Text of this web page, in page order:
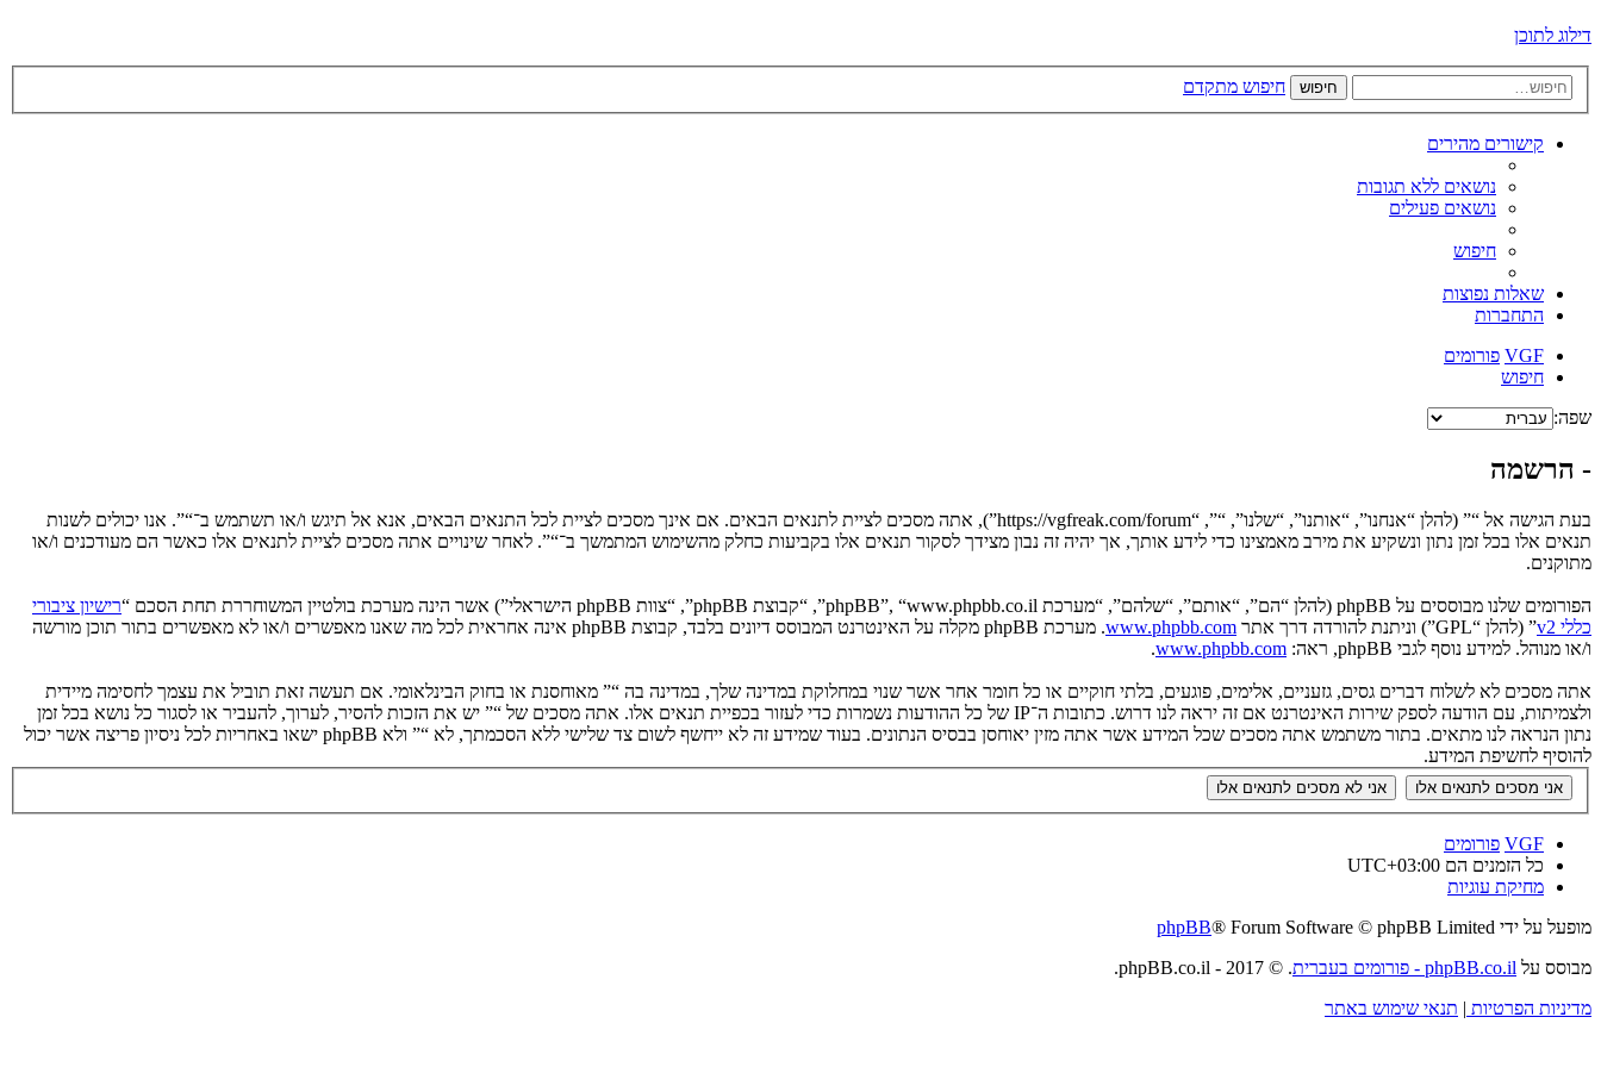
דילוג לתוכן
חיפוש חיפוש מתקדם
קישורים מהירים
נושאים ללא תגובות
נושאים פעילים
חיפוש
שאלות נפוצות
התחברות
VGF פורומים
חיפוש
שפה:
- הרשמה
בעת הגישה אל “” (להלן “אנחנו”, “אותנו”, “שלנו”, “”, “https://vgfreak.com/forum”), אתה מסכים לציית לתנאים הבאים. אם אינך מסכים לציית לכל התנאים הבאים, אנא אל תיגש ו/או תשתמש ב־“”. אנו יכולים לשנות
תנאים אלו בכל זמן נתון ונשקיע את מירב מאמצינו כדי לידע אותך, אך יהיה זה נבון מצידך לסקור תנאים אלו בקביעות כחלק מהשימוש המתמשך ב־“”. לאחר שינויים אתה מסכים לציית לתנאים אלו כאשר הם מעודכנים ו/או
מתוקנים.
הפורומים שלנו מבוססים על phpBB (להלן “הם”, “אותם”, “שלהם”, “מערכת phpBB”, “www.phpbb.co.il”, “קבוצת phpBB”, “צוות phpBB הישראלי”) אשר הינה מערכת בולטיין המשוחררת תחת הסכם “
רישיון ציבורי
כללי v2
” (להלן “GPL”) וניתנת להורדה דרך אתר www.phpbb.com
. מערכת phpBB מקלה על האינטרנט המבוסס דיונים בלבד, קבוצת phpBB אינה אחראית לכל מה שאנו מאפשרים ו/או לא מאפשרים בתור תוכן מורשה
ו/או מנוהל. למידע נוסף לגבי phpBB, ראה:
www.phpbb.com
.
אתה מסכים לא לשלוח דברים גסים, גזעניים, אלימים, פוגעים, בלתי חוקיים או כל חומר אחר אשר שנוי במחלוקת במדינה שלך, במדינה בה “” מאוחסנת או בחוק הבינלאומי. אם תעשה זאת תוביל את עצמך לחסימה מיידית
ולצמיתות, עם הודעה לספק שירות האינטרנט אם זה יראה לנו דרוש. כתובות ה־IP של כל ההודעות נשמרות כדי לעזור בכפיית תנאים אלו. אתה מסכים של “” יש את הזכות להסיר, לערוך, להעביר או לסגור כל נושא בכל זמן
נתון הנראה לנו מתאים. בתור משתמש אתה מסכים שכל המידע אשר אתה מזין יאוחסן בבסיס הנתונים. בעוד שמידע זה לא ייחשף לשום צד שלישי ללא הסכמתך, לא “” ולא phpBB ישאו באחריות לכל ניסיון פריצה אשר יכול
להוסיף לחשיפת המידע.
VGF פורומים
כל הזמנים הם UTC+03:00
מחיקת עוגיות
מופעל על ידי
phpBB® Forum Software © phpBB Limited
מבוסס על phpBB.co.il - פורומים בעברית
. © 2017 - phpBB.co.il.
מדיניות הפרטיות | תנאי שימוש באתר